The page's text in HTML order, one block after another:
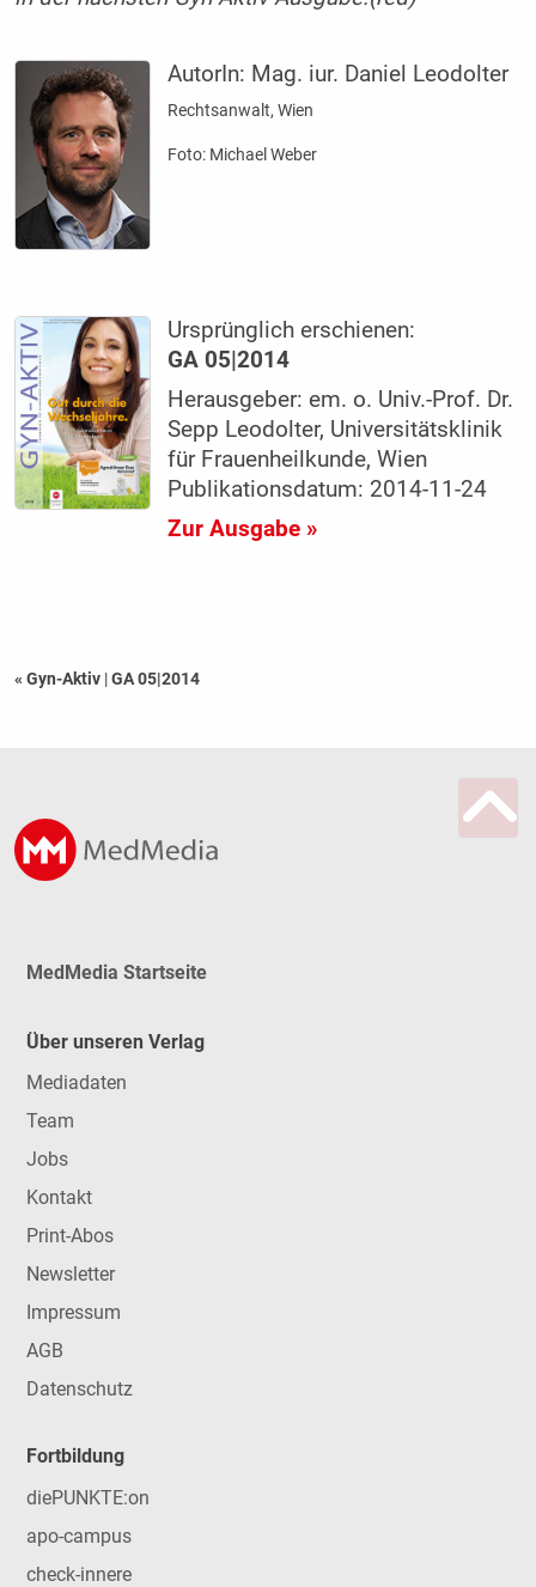
AutorIn: Mag. iur. Daniel Leodolter
Rechtsanwalt, Wien
Foto: Michael Weber
Ursprünglich erschienen:
GA 05|2014
Herausgeber: em. o. Univ.-Prof. Dr.
Sepp Leodolter, Universitätsklinik
für Frauenheilkunde, Wien
Publikationsdatum: 2014-11-24
Zur Ausgabe »
« Gyn-Aktiv |GA 05|2014
MedMedia Startseite
Über unseren Verlag
Mediadaten
Team
Jobs
Kontakt
Print-Abos
Newsletter
Impressum
AGB
Datenschutz
Fortbildung
diePUNKTE:on
apo-campus
check-innere